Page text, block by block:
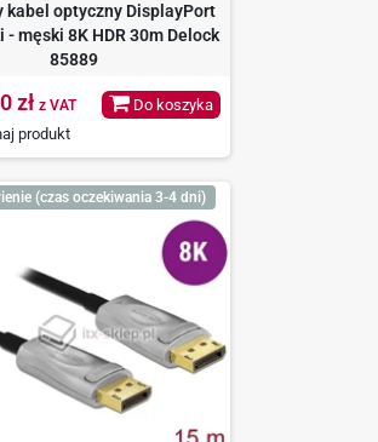
kabel optyczny DisplayPort
- męski 8K HDR 30m Delock
85889
złz VAT
produkt
Do koszyka
(czas oczekiwania 3-4 dni)